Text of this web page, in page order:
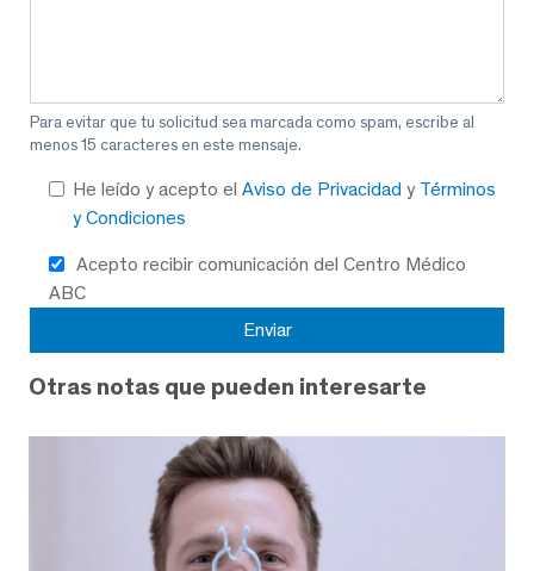
Para evitar que tu solicitud sea marcada como spam, escribe al
menos 15 caracteres en este mensaje.
He leído y acepto el Aviso de Privacidad y Términos
y Condiciones
Acepto recibir comunicación del Centro Médico
ABC
Otras notas que pueden interesarte